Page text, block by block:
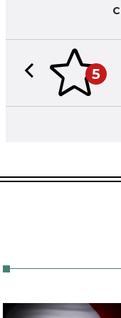
5
Previous slide